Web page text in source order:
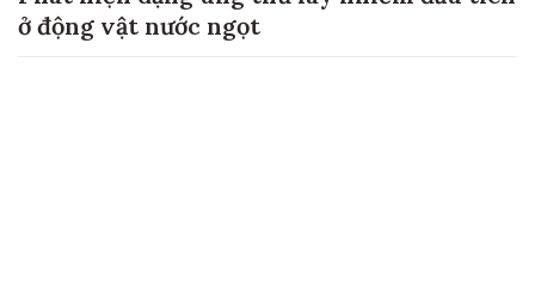
ở động vật nước ngọt